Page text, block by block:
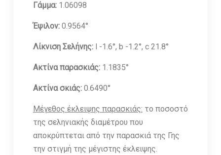
Γάμμα:1.06098
Έψιλον:0.9564°
Λίκνιση Σελήνης: l -1.6°, b -1.2°, c 21.8°
Ακτίνα παρασκιάς: 1.1835°
Ακτίνα σκιάς: 0.6490°
Μέγεθος έκλειψης παρασκιάς: το ποσοστό
της σεληνιακής διαμέτρου που
αποκρύπτεται από την παρασκιά της Γης
την στιγμή της μέγιστης έκλειψης.